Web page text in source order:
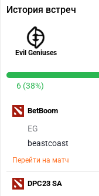
История встреч
Evil Geniuses
6 (38%)
EG
beastcoast
Перейти на матч
BetBoom
DPC23 SA